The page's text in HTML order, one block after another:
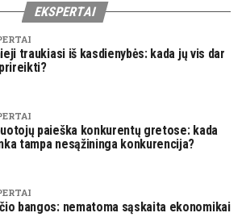
EKSPERTAI
traukiasi iš kasdienybės: kada jų vis dar
paieška konkurentų gretose: kada
tampa nesąžininga konkurencija?
bangos: nematoma sąskaita ekonomikai